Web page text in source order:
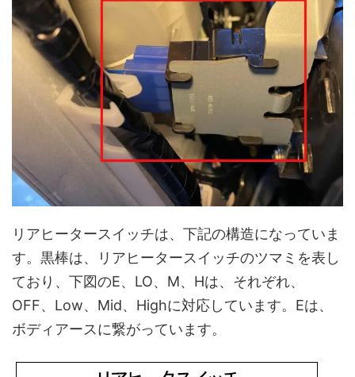
リアヒータースイッチは、下記の構造になっていま
す。黒棒は、リアヒータースイッチのツマミを表し
ており、下図のE、LO、M、Hは、それぞれ、
OFF、Low、Mid、Highに対応しています。Eは、
ボディアースに繋がっています。